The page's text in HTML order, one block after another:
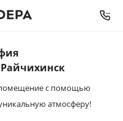
помещение с помощью
атмосферу!
3ДО5